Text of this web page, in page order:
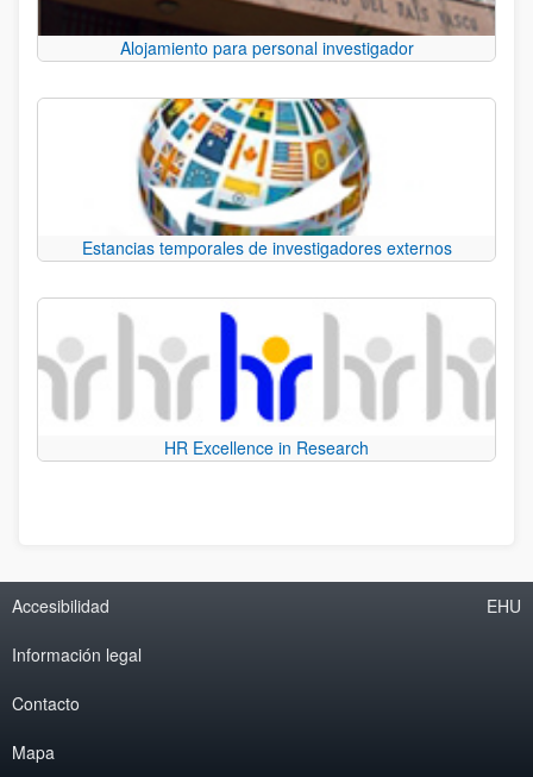
Alojamiento para personal investigador
Estancias temporales de investigadores externos
HR Excellence in Research
Accesibilidad
Información legal
Contacto
Mapa
EHU